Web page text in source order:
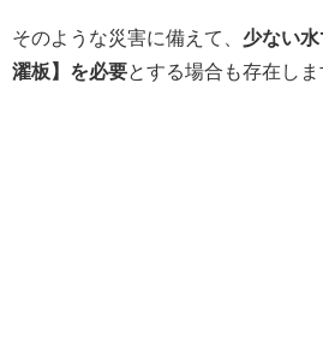
そのような災害に備えて、 少ない
濯板】を必要とする場合も存在しま